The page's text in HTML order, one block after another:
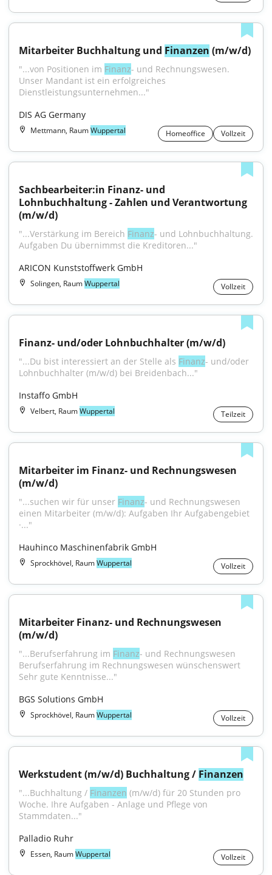
Mitarbeiter Buchhaltung und Finanzen (m/w/d)
"...von Positionen im Finanz- und Rechnungswesen.
Unser Mandant ist ein erfolgreiches
Dienstleistungsunternehmen..."
DIS AG Germany
Mettmann, RaumWuppertal Homeoffice Vollzeit
Sachbearbeiter:in Finanz- und
Lohnbuchhaltung - Zahlen und Verantwortung
(m/w/d)
"...Verstärkung im Bereich Finanz- und Lohnbuchhaltung.
Aufgaben Du übernimmst die Kreditoren..."
ARICON Kunststoffwerk GmbH
Solingen, RaumWuppertal Vollzeit
Finanz- und/oder Lohnbuchhalter (m/w/d)
"...Du bist interessiert an der Stelle als Finanz- und/oder
Lohnbuchhalter (m/w/d) bei Breidenbach..."
Instaffo GmbH
Velbert, RaumWuppertal Teilzeit
Mitarbeiter im Finanz- und Rechnungswesen
(m/w/d)
"...suchen wir für unser Finanz- und Rechnungswesen
einen Mitarbeiter (m/w/d): Aufgaben Ihr Aufgabengebiet
·..."
Hauhinco Maschinenfabrik GmbH
Sprockhövel, RaumWuppertal Vollzeit
Mitarbeiter Finanz- und Rechnungswesen
(m/w/d)
"...Berufserfahrung im Finanz- und Rechnungswesen
Berufserfahrung im Rechnungswesen wünschenswert
Sehr gute Kenntnisse..."
BGS Solutions GmbH
Sprockhövel, RaumWuppertal Vollzeit
Werkstudent (m/w/d) Buchhaltung / Finanzen
"...Buchhaltung / Finanzen (m/w/d) für 20 Stunden pro
Woche. Ihre Aufgaben - Anlage und Pflege von
Stammdaten..."
Palladio Ruhr
Essen, RaumWuppertal Vollzeit